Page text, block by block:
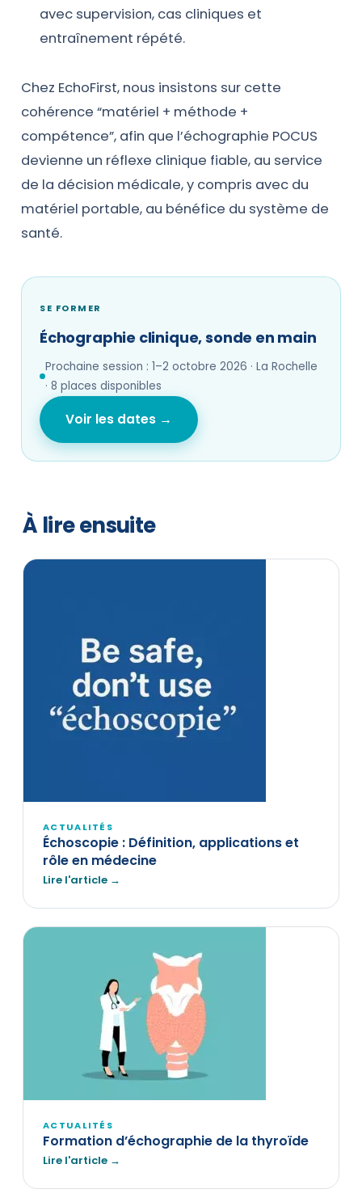
avec supervision, cas cliniques et
entraînement répété.
Chez EchoFirst, nous insistons sur cette
cohérence “matériel + méthode +
compétence”, afin que l’échographie POCUS
devienne un réflexe clinique fiable, au service
de la décision médicale, y compris avec du
matériel portable, au bénéfice du système de
santé.
SE FORMER
Échographie clinique, sonde en main
Prochaine session : 1–2 octobre 2026 · La Rochelle
· 8 places disponibles
Voir les dates →
À lire ensuite
ACTUALITÉS
Échoscopie : Définition, applications et
rôle en médecine
Lire l'article →
ACTUALITÉS
Formation d’échographie de la thyroïde
Lire l'article →